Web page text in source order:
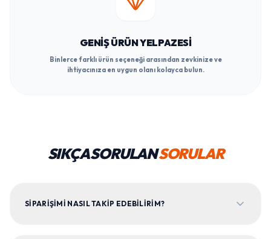
GENIŞ ÜRÜN YELPAZESI
Binlerce farklı ürün seçeneği arasından zevkinize ve
ihtiyacınıza en uygun olanı kolayca bulun.
SIKÇA SORULANSORULAR
SIPARIŞIMI NASIL TAKIP EDEBILIRIM?